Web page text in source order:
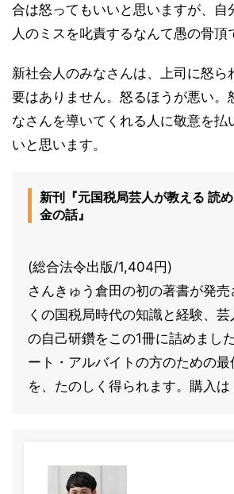
合は怒ってもいいと思いますが、自
人のミスを叱責するなんて愚の骨頂
新社会人のみなさんは、上司に怒ら
要はありません。怒るほうが悪い。
なさんを導いてくれる人に敬意を払
いと思います。
新刊『元国税局芸人が教える 読
金の話』
(総合法令出版/1,404円)
さんきゅう倉田の初の著書が発
くの国税局時代の知識と経験、
の自己研鑽をこの1冊に詰めまし
ート・アルバイトの方のための最
を、たのしく得られます。購入は